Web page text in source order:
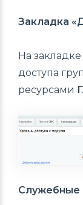
Закладка
На
доступа
ресурсами
Служебные